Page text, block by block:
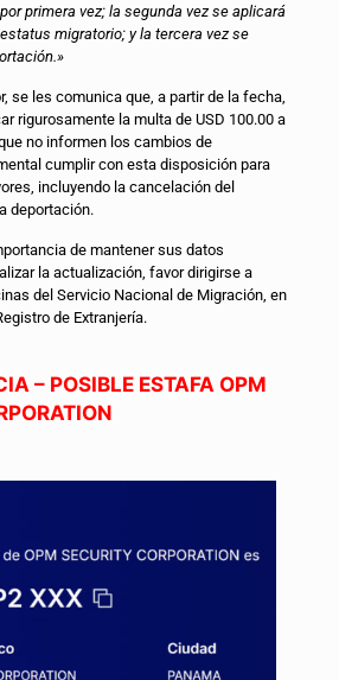
primera vez; la segunda vez se aplicará
migratorio; y la tercera vez se
se les comunica que, a partir de la fecha,
rigurosamente la multa de USD 100.00 a
no informen los cambios de
cumplir con esta disposición para
incluyendo la cancelación del
deportación.
de mantener sus datos
la actualización, favor dirigirse a
del Servicio Nacional de Migración, en
de Extranjería.
– POSIBLE ESTAFA OPM